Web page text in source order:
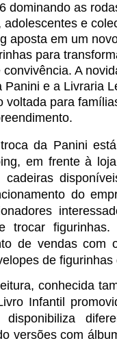
dominando as
adolescentes e
aposta em um
para
A
Panini e a Livraria
voltada para
da Panini
em frente à
do
trocar figurinhas.
de vendas com
de figurinhas
conhecida
Infantil
disponibiliza
versões com